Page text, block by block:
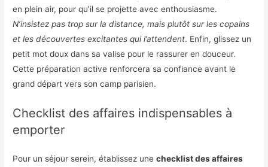
en plein air, pour qu’il se projette avec enthousiasme.
N’insistez pas trop sur la distance, mais plutôt sur les copains
et les découvertes excitantes qui l’attendent. Enfin, glissez un
petit mot doux dans sa valise pour le rassurer en douceur.
Cette préparation active renforcera sa confiance avant le
grand départ vers son camp parisien.
Checklist des affaires indispensables à
emporter
Pour un séjour serein, établissez unechecklist des affaires